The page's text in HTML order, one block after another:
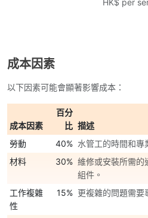
HK$ per
成本因素
以下因素可能會顯著影響成本：
成本因素
百分
比 描述
勞動
40% 水管工的時間和專
材料
30% 維修或安裝所需的
組件。
工作複雜
性
15% 更複雜的問題需要